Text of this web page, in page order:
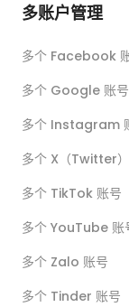
多账户管理
多个 Facebook
多个 Google 账号
多个 Instagram
多个 X（Twitter
多个 TikTok 账号
多个 YouTube 账
多个 Zalo 账号
多个 Tinder 账号